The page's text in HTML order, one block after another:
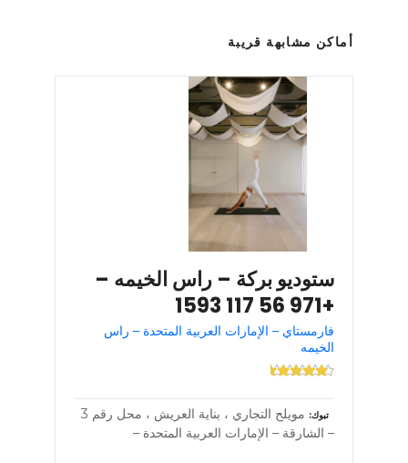
أماكن مشابهة قريبة
ستوديو بركة – راس الخيمه –
+971 56 117 1593
فارمستاي – الإمارات العربية المتحدة – راس
الخيمه
تبوك
مويلح التجاري ، بناية العريش ، محل رقم 3
– الشارقة – الإمارات العربية المتحدة –